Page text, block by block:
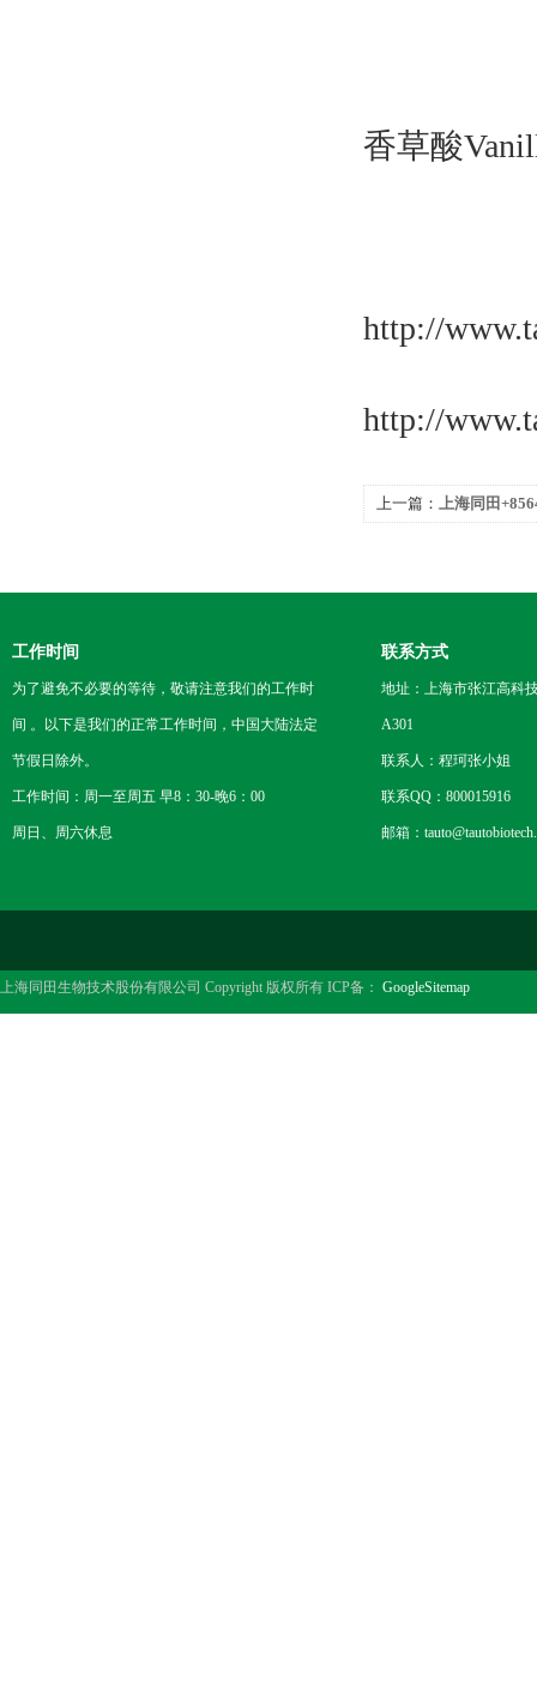
香草酸
http://
http://
上一篇： 上海同田
工作时间
为了避免不必要的等待，敬请注意我们的工作时
间 。以下是我们的正常工作时间，中国大陆法定
节假日除外。
工作时间：周一至周五 早8：30-晚6：00
周日、周六休息
联系方式
地址：上海市张江高科
A301
联系人：程珂张小姐
联系QQ：800015916
邮箱：
上海同田生物技术股份有限公司 Copyright 版权所有 ICP备： GoogleSitemap